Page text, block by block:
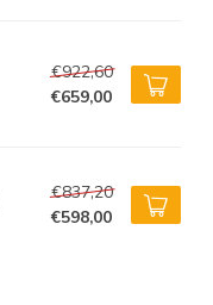
€922,60
€659,00
€837,20
€598,00